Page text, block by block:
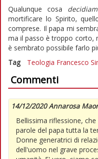
Qualunque cosa
mortificare lo Spirito,
comprese. Il papa mi
ma il passo è troppo corto,
è sembrato possibile farlo
Tag
Teologia Francesco
Commenti
14/12/2020 Annarosa
Bellissima riflessione,
parole del papa tutta la
Donne generatrici di
dell'uomo nel grave